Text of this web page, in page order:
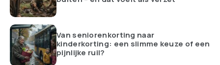
Van seniorenkorting naar
kinderkorting: een slimme keuze of een
pijnlijke ruil?